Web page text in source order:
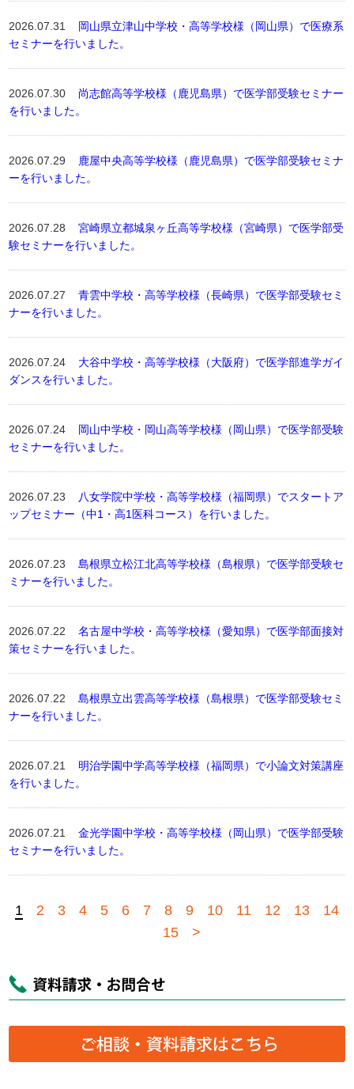
2026.07.31 岡山県立津山中学校・高等学校様（岡山県）で医療系
セミナーを行いました。
2026.07.30 尚志館高等学校様（鹿児島県）で医学部受験セミナー
を行いました。
2026.07.29 鹿屋中央高等学校様（鹿児島県）で医学部受験セミナ
ーを行いました。
2026.07.28宮崎県立都城泉ヶ丘高等学校様（宮崎県）で医学部受
験セミナーを行いました。
2026.07.27青雲中学校・高等学校様（長崎県）で医学部受験セミ
ナーを行いました。
2026.07.24 大谷中学校・高等学校様（大阪府）で医学部進学ガイ
ダンスを行いました。
2026.07.24 岡山中学校・岡山高等学校様（岡山県）で医学部受験
セミナーを行いました。
2026.07.23 八女学院中学校・高等学校様（福岡県）でスタートア
ップセミナー（中1・高1医科コース）を行いました。
2026.07.23島根県立松江北高等学校様（島根県）で医学部受験セ
ミナーを行いました。
2026.07.22名古屋中学校・高等学校様（愛知県）で医学部面接対
策セミナーを行いました。
2026.07.22島根県立出雲高等学校様（島根県）で医学部受験セミ
ナーを行いました。
2026.07.21 明治学園中学高等学校様（福岡県）で小論文対策講座
を行いました。
2026.07.21金光学園中学校・高等学校様（岡山県）で医学部受験
セミナーを行いました。
1 2 3 4 5 6 7 8 9 10 11 12 13
14
15
>